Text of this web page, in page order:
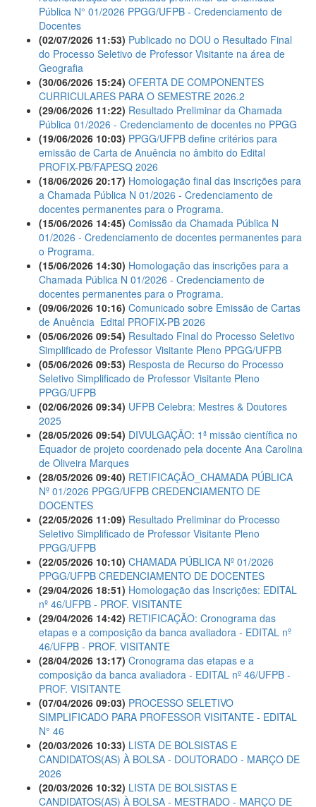
Pública N° 01/2026 PPGG/UFPB - Credenciamento de
Docentes
(02/07/2026 11:53) Publicado no DOU o Resultado Final
do Processo Seletivo de Professor Visitante na área de
Geografia
(30/06/2026 15:24) OFERTA DE COMPONENTES
CURRICULARES PARA O SEMESTRE 2026.2
(29/06/2026 11:22) Resultado Preliminar da Chamada
Pública 01/2026 - Credenciamento de docentes no PPGG
(19/06/2026 10:03) PPGG/UFPB define critérios para
emissão de Carta de Anuência no âmbito do Edital
PROFIX-PB/FAPESQ 2026
(18/06/2026 20:17) Homologação final das inscrições para
a Chamada Pública N 01/2026 - Credenciamento de
docentes permanentes para o Programa.
(15/06/2026 14:45) Comissão da Chamada Pública N
01/2026 - Credenciamento de docentes permanentes para
o Programa.
(15/06/2026 14:30) Homologação das inscrições para a
Chamada Pública N 01/2026 - Credenciamento de
docentes permanentes para o Programa.
(09/06/2026 10:16) Comunicado sobre Emissão de Cartas
de Anuência  Edital PROFIX-PB 2026
(05/06/2026 09:54) Resultado Final do Processo Seletivo
Simplificado de Professor Visitante Pleno PPGG/UFPB
(05/06/2026 09:53) Resposta de Recurso do Processo
Seletivo Simplificado de Professor Visitante Pleno
PPGG/UFPB
(02/06/2026 09:34) UFPB Celebra: Mestres & Doutores
2025
(28/05/2026 09:54) DIVULGAÇÃO: 1ª missão científica no
Equador de projeto coordenado pela docente Ana Carolina
de Oliveira Marques
(28/05/2026 09:40) RETIFICAÇÃO_CHAMADA PÚBLICA
Nº 01/2026 PPGG/UFPB CREDENCIAMENTO DE
DOCENTES
(22/05/2026 11:09) Resultado Preliminar do Processo
Seletivo Simplificado de Professor Visitante Pleno
PPGG/UFPB
(22/05/2026 10:10) CHAMADA PÚBLICA Nº 01/2026
PPGG/UFPB CREDENCIAMENTO DE DOCENTES
(29/04/2026 18:51) Homologação das Inscrições: EDITAL
nº 46/UFPB - PROF. VISITANTE
(29/04/2026 14:42) RETIFICAÇÃO: Cronograma das
etapas e a composição da banca avaliadora - EDITAL nº
46/UFPB - PROF. VISITANTE
(28/04/2026 13:17) Cronograma das etapas e a
composição da banca avaliadora - EDITAL nº 46/UFPB -
PROF. VISITANTE
(07/04/2026 09:03) PROCESSO SELETIVO
SIMPLIFICADO PARA PROFESSOR VISITANTE - EDITAL
N° 46
(20/03/2026 10:33) LISTA DE BOLSISTAS E
CANDIDATOS(AS) À BOLSA - DOUTORADO - MARÇO DE
2026
(20/03/2026 10:32) LISTA DE BOLSISTAS E
CANDIDATOS(AS) À BOLSA - MESTRADO - MARÇO DE